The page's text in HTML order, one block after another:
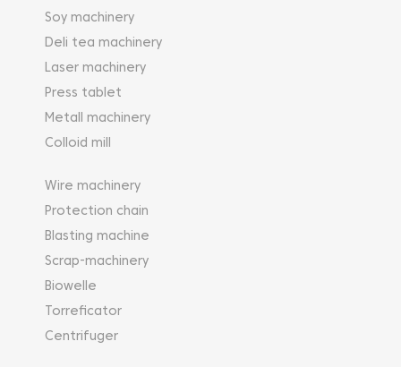
Soy machinery
Deli tea machinery
Laser machinery
Press tablet
Metall machinery
Colloid mill
Wire machinery
Protection chain
Blasting machine
Scrap-machinery
Biowelle
Torreficator
Centrifuger